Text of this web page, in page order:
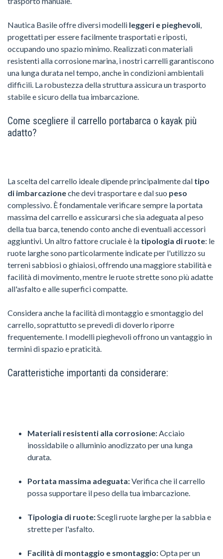
Nautica Basile offre diversi modelli leggeri e pieghevoli
progettati per essere facilmente trasportati e riposti,
occupando uno spazio minimo. Realizzati con materiali
resistenti alla corrosione marina, i nostri carrelli garantiscono
una lunga durata nel tempo, anche in condizioni ambientali
difficili. La robustezza della struttura assicura un trasporto
stabile e sicuro della tua imbarcazione.
Come scegliere il carrello portabarca o kayak più
adatto?
La scelta del carrello ideale dipende principalmente dal tipo
di imbarcazioneche devi trasportare e dal suo peso
complessivo. È fondamentale verificare sempre la portata
massima del carrello e assicurarsi che sia adeguata al peso
della tua barca, tenendo conto anche di eventuali accessori
aggiuntivi. Un altro fattore cruciale è la tipologia di ruote: le
ruote larghe sono particolarmente indicate per l'utilizzo su
terreni sabbiosi o ghiaiosi, offrendo una maggiore stabilità e
facilità di movimento, mentre le ruote strette sono più adatte
all'asfalto e alle superfici compatte.
Considera anche la facilità di montaggio e smontaggio del
carrello, soprattutto se prevedi di doverlo riporre
frequentemente. I modelli pieghevoli offrono un vantaggio in
termini di spazio e praticità.
Caratteristiche importanti da considerare:
Materiali resistenti alla corrosione: Acciaio
inossidabile o alluminio anodizzato per una lunga
durata.
Portata massima adeguata:Verifica che il carrello
possa supportare il peso della tua imbarcazione.
Tipologia di ruote:Scegli ruote larghe per la sabbia e
strette per l'asfalto.
Facilità di montaggio e smontaggio:Opta per un